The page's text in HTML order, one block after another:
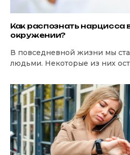
Как распознать нарцисса
окружении?
В повседневной жизни мы
людьми. Некоторые из них
сомнения…